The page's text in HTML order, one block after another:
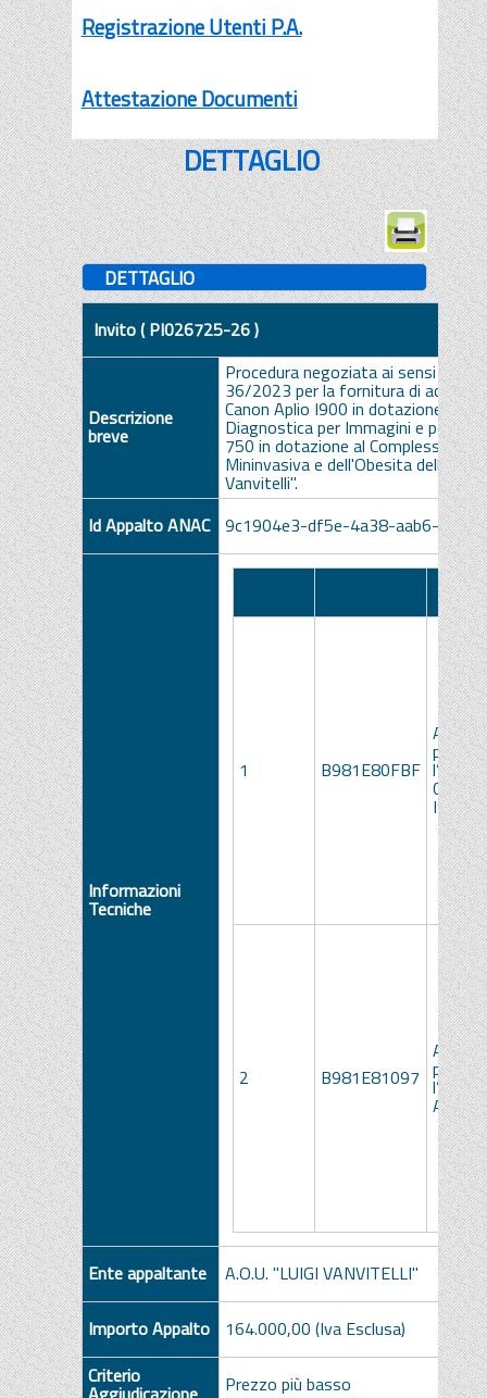
Registrazione Utenti P.A.
Attestazione Documenti
DETTAGLIO
DETTAGLIO
Invito ( PI026725-26 )
Descrizione
breve
Procedura negoziata ai sensi
36/2023 per la fornitura di
Canon Aplio I900 in dotazione alla
Diagnostica per Immagini e per
750 in dotazione al Complesso
Mininvasiva e dell'Obesita della
Vanvitelli".
Id Appalto ANAC 9c1904e3-df5e-4a38-aab6-
Informazioni
Tecniche
1 B981E80FBF
per
I900
2 B981E81097 per
Ente appaltante A.O.U. "LUIGI VANVITELLI"
Importo Appalto
164.000,00 (Iva Esclusa)
Criterio
Prezzo più basso